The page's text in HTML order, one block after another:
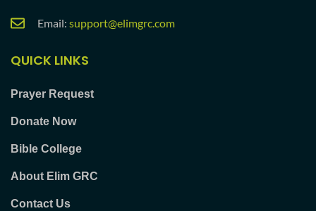
Email: support@elimgrc.com
QUICK LINKS
Prayer Request
Donate Now
Bible College
About Elim GRC
Contact Us